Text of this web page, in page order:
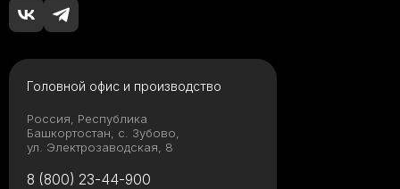
Как определиться с
Головной офис и производство
Россия, Республика
Башкортостан, с. Зубово,
ул. Электрозаводская, 8
8 (800) 23-44-900